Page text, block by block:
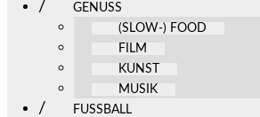
GENUSS
(SLOW-) FOOD
FILM
KUNST
MUSIK
FUSSBALL